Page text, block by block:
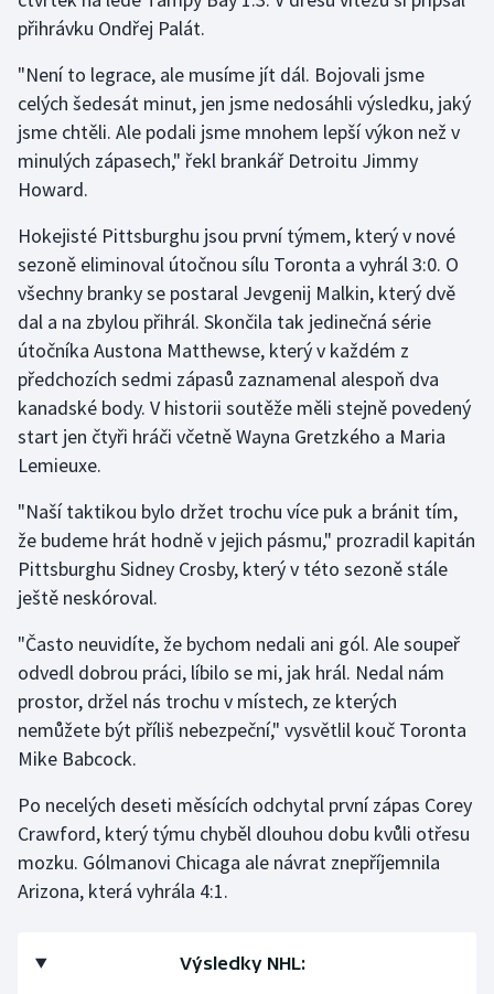
Stolní tenis
Triatlon
Veslování
Vodní slalom
Volejbal
Ostatní
přihrávku Ondřej Palát.
"Není to legrace, ale musíme jít dál. Bojovali jsme
celých šedesát minut, jen jsme nedosáhli výsledku, jaký
jsme chtěli. Ale podali jsme mnohem lepší výkon než v
minulých zápasech," řekl brankář Detroitu Jimmy
Howard.
Hokejisté Pittsburghu jsou první týmem, který v nové
sezoně eliminoval útočnou sílu Toronta a vyhrál 3:0. O
všechny branky se postaral Jevgenij Malkin, který dvě
dal a na zbylou přihrál. Skončila tak jedinečná série
útočníka Austona Matthewse, který v každém z
předchozích sedmi zápasů zaznamenal alespoň dva
kanadské body. V historii soutěže měli stejně povedený
start jen čtyři hráči včetně Wayna Gretzkého a Maria
Lemieuxe.
"Naší taktikou bylo držet trochu více puk a bránit tím,
že budeme hrát hodně v jejich pásmu," prozradil kapitán
Pittsburghu Sidney Crosby, který v této sezoně stále
ještě neskóroval.
"Často neuvidíte, že bychom nedali ani gól. Ale soupeř
odvedl dobrou práci, líbilo se mi, jak hrál. Nedal nám
prostor, držel nás trochu v místech, ze kterých
nemůžete být příliš nebezpeční," vysvětlil kouč Toronta
Mike Babcock.
Po necelých deseti měsících odchytal první zápas Corey
Crawford, který týmu chyběl dlouhou dobu kvůli otřesu
mozku. Gólmanovi Chicaga ale návrat znepříjemnila
Arizona, která vyhrála 4:1.
Výsledky NHL: